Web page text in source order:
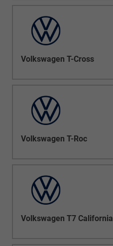
Volkswagen T-Cross
Volkswagen T-Roc
Volkswagen T7 California